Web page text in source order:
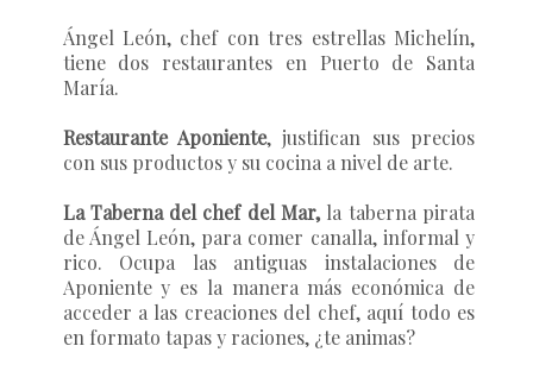
Ángel León, chef con tres estrellas Michelín,
tiene dos restaurantes en Puerto de Santa
María.
Restaurante Aponiente, justifican sus precios
con sus productos y su cocina a nivel de arte.
La Taberna del chef del Mar, la taberna pirata
de Ángel León, para comer canalla, informal y
rico. Ocupa las antiguas instalaciones de
Aponiente y es la manera más económica de
acceder a las creaciones del chef, aquí todo es
en formato tapas y raciones, ¿te animas?